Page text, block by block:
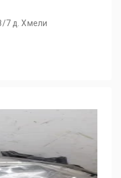
7 д. Хмели